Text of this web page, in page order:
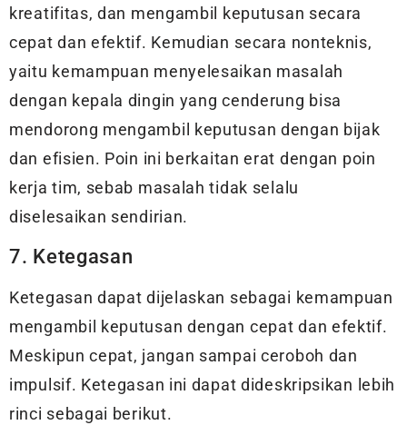
kreatifitas, dan mengambil keputusan secara
cepat dan efektif. Kemudian secara nonteknis,
yaitu kemampuan menyelesaikan masalah
dengan kepala dingin yang cenderung bisa
mendorong mengambil keputusan dengan bijak
dan efisien. Poin ini berkaitan erat dengan poin
kerja tim, sebab masalah tidak selalu
diselesaikan sendirian.
7. Ketegasan
Ketegasan dapat dijelaskan sebagai kemampuan
mengambil keputusan dengan cepat dan efektif.
Meskipun cepat, jangan sampai ceroboh dan
impulsif. Ketegasan ini dapat dideskripsikan lebih
rinci sebagai berikut.